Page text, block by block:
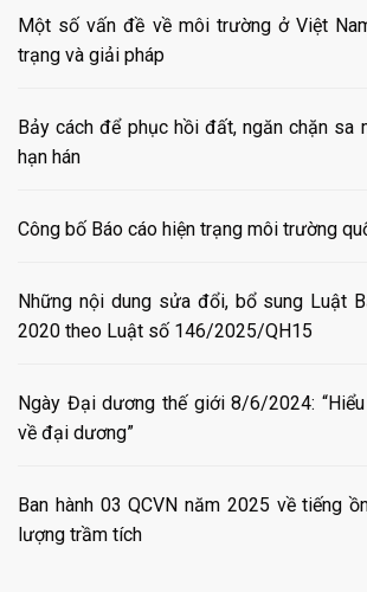
Một số vấn đề về môi trường ở Việt
trạng và giải pháp
Bảy cách để phục hồi đất, ngăn chặn sa
hạn hán
Công bố Báo cáo hiện trạng môi trường
Những nội dung sửa đổi, bổ sung Luật
2020 theo Luật số 146/2025/QH15
Ngày Đại dương thế giới 8/6/2024:
về đại dương”
Ban hành 03 QCVN năm 2025 về tiếng
lượng trầm tích